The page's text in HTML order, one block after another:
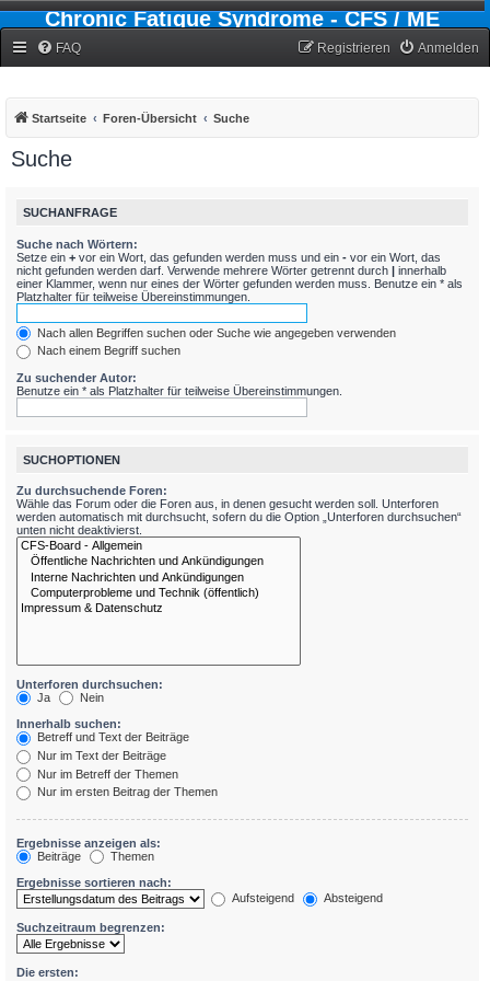
Chronic Fatigue Syndrome - CFS / ME
FAQ Anmelden
Registrieren
Startseite Foren-Übersicht Suche
Suche
SUCHANFRAGE
Suche nach Wörtern:
Setze ein + vor ein Wort, das gefunden werden muss und ein - vor ein Wort, das
nicht gefunden werden darf. Verwende mehrere Wörter getrennt durch | innerhalb
einer Klammer, wenn nur eines der Wörter gefunden werden muss. Benutze ein * als
Platzhalter für teilweise Übereinstimmungen.
Nach allen Begriffen suchen oder Suche wie angegeben verwenden
Nach einem Begriff suchen
Zu suchender Autor:
Benutze ein * als Platzhalter für teilweise Übereinstimmungen.
SUCHOPTIONEN
Zu durchsuchende Foren:
Wähle das Forum oder die Foren aus, in denen gesucht werden soll. Unterforen
werden automatisch mit durchsucht, sofern du die Option „Unterforen durchsuchen“
unten nicht deaktivierst.
Unterforen durchsuchen:
Ja
Nein
Innerhalb suchen:
Betreff und Text der Beiträge
Nur im Text der Beiträge
Nur im Betreff der Themen
Nur im ersten Beitrag der Themen
Ergebnisse anzeigen als:
Beiträge
Themen
Ergebnisse sortieren nach:
Aufsteigend
Absteigend
Suchzeitraum begrenzen:
Die ersten: